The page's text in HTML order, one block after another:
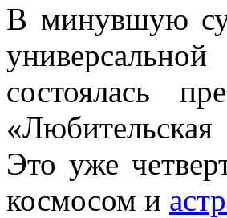
В минувшую
состоялась
Это уже
космосом и